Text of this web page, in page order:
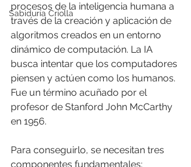
Sabiduría Criolla
procesos de la inteligencia humana a
través de la creación y aplicación de
algoritmos creados en un entorno
dinámico de computación. La IA
busca intentar que los computadores
piensen y actúen como los humanos.
Fue un término acuñado por el
profesor de Stanford John McCarthy
en 1956.
Para conseguirlo, se necesitan tres
componentes fundamentales: